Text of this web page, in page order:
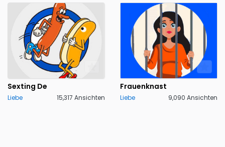
Sexting De
Liebe 15,317 Ansichten
Frauenknast
Liebe 9,090 Ansichten